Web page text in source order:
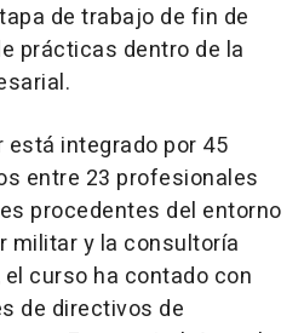
de trabajo de fin de
prácticas dentro de la
integrado por 45
entre 23 profesionales
procedentes del entorno
militar y la consultoría
curso ha contado con
de directivos de